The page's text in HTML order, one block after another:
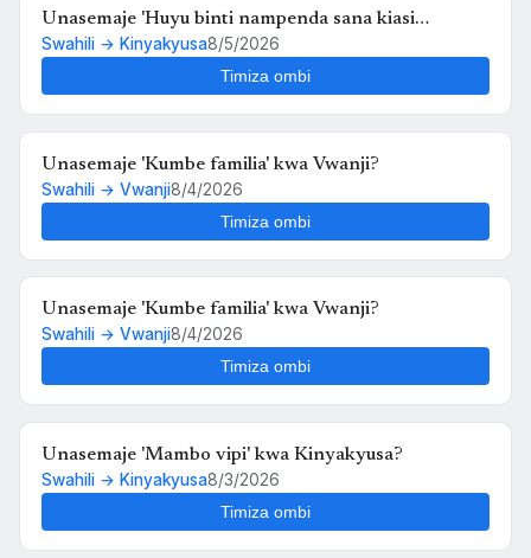
Unasemaje 'Huyu binti nampenda sana kiasi
kwamba nikimuona tu nahisi kuchanganyikiwa' kwa
Swahili → Kinyakyusa8/5/2026
Timiza ombi
Unasemaje 'Kumbe familia' kwa Vwanji?
Swahili → Vwanji8/4/2026
Timiza ombi
Unasemaje 'Kumbe familia' kwa Vwanji?
Swahili → Vwanji8/4/2026
Timiza ombi
Unasemaje 'Mambo vipi' kwa Kinyakyusa?
Swahili → Kinyakyusa8/3/2026
Timiza ombi